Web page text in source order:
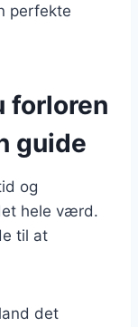
perfekte
forloren
guide
og
hele værd.
til at
det